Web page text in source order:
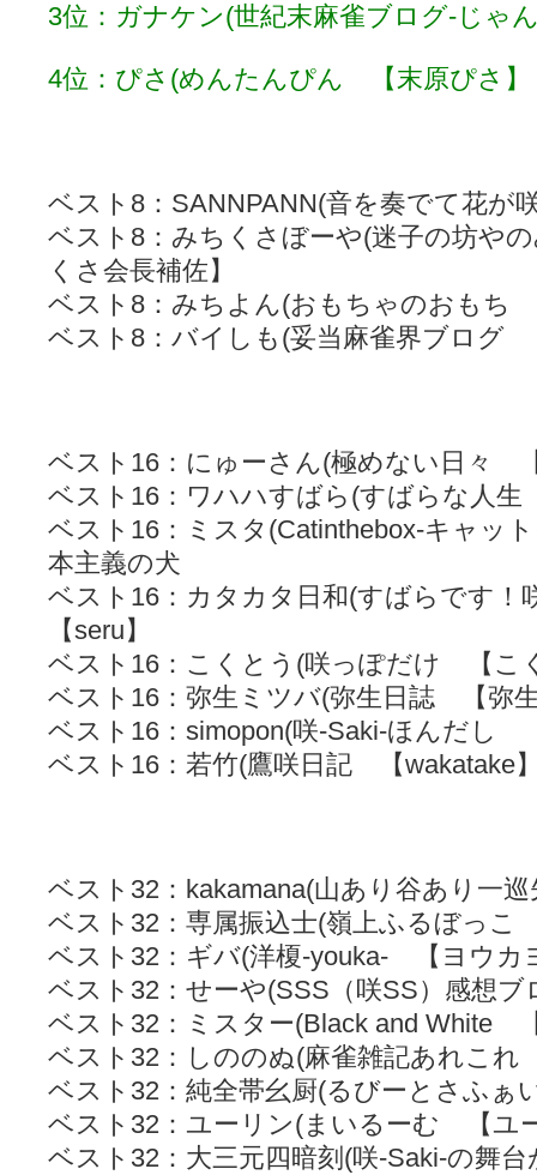
3位：ガナケン(世紀末麻雀ブログ-じ
4位：ぴさ(めんたんぴん 【末原ぴさ】
ベスト8：SANNPANN(音を奏でて花が
ベスト8：みちくさぼーや(迷子の坊や
くさ会長補佐】
ベスト8：みちよん(おもちゃのおもち
ベスト8：バイしも(妥当麻雀界ブログ
ベスト16：にゅーさん(極めない日々
ベスト16：ワハハすばら(すばらな人
ベスト16：ミスタ(Catinthebox-キャッ
本主義の犬
ベスト16：カタカタ日和(すばらです
【seru】
ベスト16：こくとう(咲っぽだけ 【こ
ベスト16：弥生ミツバ(弥生日誌 【弥
ベスト16：simopon(咲-Saki-ほんだし
ベスト16：若竹(鷹咲日記 【wakatake
ベスト32：kakamana(山あり谷あり一
ベスト32：専属振込士(嶺上ふるぼっ
ベスト32：ギバ(洋榎-youka- 【ヨウカ
ベスト32：せーや(SSS（咲SS）感想
ベスト32：ミスター(Black and White
ベスト32：しののぬ(麻雀雑記あれこ
ベスト32：純全帯幺厨(るびーとさふ
ベスト32：ユーリン(まいるーむ 【ユ
ベスト32：大三元四暗刻(咲-Saki-の舞